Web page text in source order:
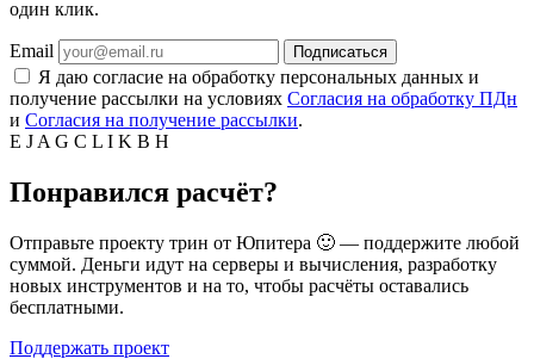
один клик.
Email Подписаться
Я даю согласие на обработку персональных данных и
получение рассылки на условиях Согласия на обработку ПДн
и Согласия на получение рассылки.
E J A G C L I K B H
Понравился расчёт?
Отправьте проекту трин от Юпитера 🙂 — поддержите любой
суммой. Деньги идут на серверы и вычисления, разработку
новых инструментов и на то, чтобы расчёты оставались
бесплатными.
Поддержать проект